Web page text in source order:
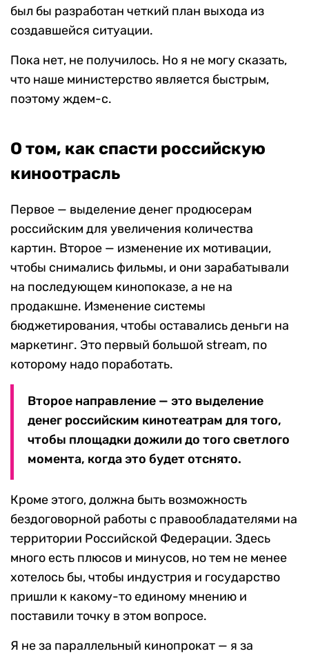
был бы разработан четкий план выхода из
создавшейся ситуации.
Пока нет, не получилось. Но я не могу сказать,
что наше министерство является быстрым,
поэтому ждем-с.
О том, как спасти российскую
киноотрасль
Первое — выделение денег продюсерам
российским для увеличения количества
картин. Второе — изменение их мотивации,
чтобы снимались фильмы, и они зарабатывали
на последующем кинопоказе, а не на
продакшне. Изменение системы
бюджетирования, чтобы оставались деньги на
маркетинг. Это первый большой stream, по
которому надо поработать.
Второе направление — это выделение
денег российским кинотеатрам для того,
чтобы площадки дожили до того светлого
момента, когда это будет отснято.
Кроме этого, должна быть возможность
бездоговорной работы с правообладателями на
территории Российской Федерации. Здесь
много есть плюсов и минусов, но тем не менее
хотелось бы, чтобы индустрия и государство
пришли к какому-то единому мнению и
поставили точку в этом вопросе.
Я не за параллельный кинопрокат — я за